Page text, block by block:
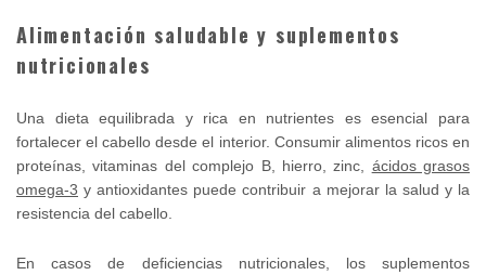
Alimentación saludable y suplementos
nutricionales
Una dieta equilibrada y rica en nutrientes es esencial para
fortalecer el cabello desde el interior. Consumir alimentos ricos en
proteínas, vitaminas del complejo B, hierro, zinc, ácidos grasos
omega-3 y antioxidantes puede contribuir a mejorar la salud y la
resistencia del cabello.
En casos de deficiencias nutricionales, los suplementos